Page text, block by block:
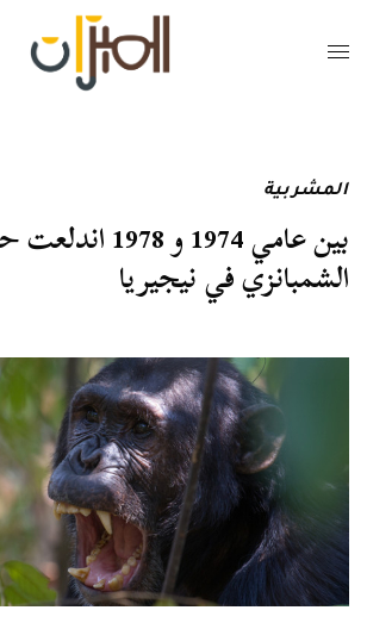
المشربية
بين عامي 1974 و
الشمبانزي في نيجيريا